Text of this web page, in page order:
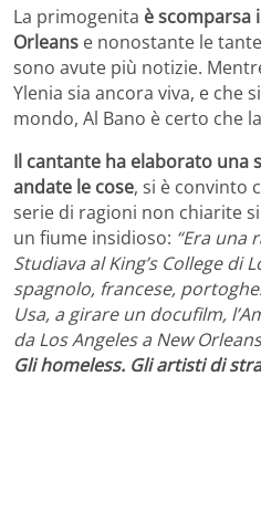
La primogenita è scomparsa
Orleans e nonostante le
sono avute più notizie.
Ylenia sia ancora viva, e che
mondo, Al Bano è certo che
Il cantante ha elaborato una
andate le cose, si è convinto
serie di ragioni non chiarite
un fiume insidioso: “Era una
Studiava al King’s College di
spagnolo, francese,
Usa, a girare un docufilm,
da Los Angeles a New
Gli homeless. Gli artisti di